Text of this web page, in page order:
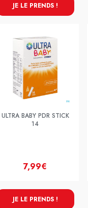
JE LE PRENDS !
ULTRA BABY PDR STICK
14
7,99€
JE LE PRENDS !